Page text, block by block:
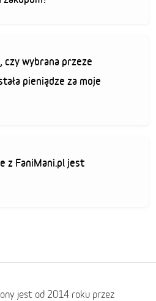
czy wybrana przeze
pieniądze za moje
z FaniMani.pl jest
jest od 2014 roku przez